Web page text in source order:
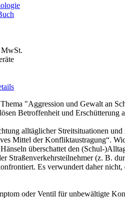
MwSt.
"Aggression und Gewalt an
Betroffenheit und Erschütterung
alltäglicher Streitsituationen
Mittel der Konfliktaustragung“.
überschattet den (Schul-
Straßenverkehrsteilnehmer (z. B.
Es verwundert daher
oder Ventil für unbewältigte